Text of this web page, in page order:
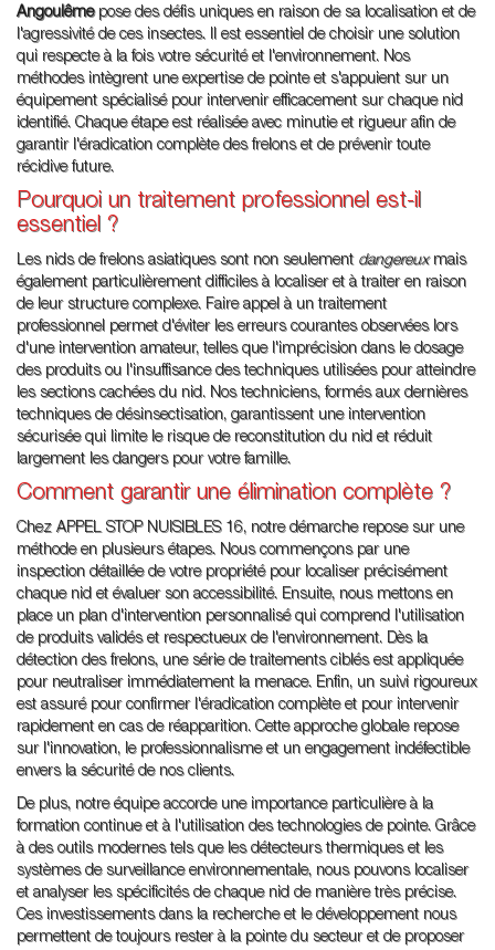
Angoulêmepose des défis uniques en raison de sa localisation et de
l'agressivité de ces insectes. Il est essentiel de choisir une solution
qui respecte à la fois votre sécurité et l'environnement. Nos
méthodes intègrent une expertise de pointe et s'appuient sur un
équipement spécialisé pour intervenir efficacement sur chaque nid
identifié. Chaque étape est réalisée avec minutie et rigueur afin de
garantir l'éradication complète des frelons et de prévenir toute
récidive future.
Pourquoi un traitement professionnel est-il
essentiel ?
Les nids de frelons asiatiques sont non seulement dangereuxmais
également particulièrement difficiles à localiser et à traiter en raison
de leur structure complexe. Faire appel à un traitement
professionnel permet d'éviter les erreurs courantes observées lors
d'une intervention amateur, telles que l'imprécision dans le dosage
des produits ou l'insuffisance des techniques utilisées pour atteindre
les sections cachées du nid. Nos techniciens, formés aux dernières
techniques de désinsectisation, garantissent une intervention
sécurisée qui limite le risque de reconstitution du nid et réduit
largement les dangers pour votre famille.
Comment garantir une élimination complète ?
Chez APPEL STOP NUISIBLES 16, notre démarche repose sur une
méthode en plusieurs étapes. Nous commençons par une
inspection détaillée de votre propriété pour localiser précisément
chaque nid et évaluer son accessibilité. Ensuite, nous mettons en
place un plan d'intervention personnalisé qui comprend l'utilisation
de produits validés et respectueux de l'environnement. Dès la
détection des frelons, une série de traitements ciblés est appliquée
pour neutraliser immédiatement la menace. Enfin, un suivi rigoureux
est assuré pour confirmer l'éradication complète et pour intervenir
rapidement en cas de réapparition. Cette approche globale repose
sur l'innovation, le professionnalisme et un engagement indéfectible
envers la sécurité de nos clients.
De plus, notre équipe accorde une importance particulière à la
formation continue et à l'utilisation des technologies de pointe. Grâce
à des outils modernes tels que les détecteurs thermiques et les
systèmes de surveillance environnementale, nous pouvons localiser
et analyser les spécificités de chaque nid de manière très précise.
Ces investissements dans la recherche et le développement nous
permettent de toujours rester à la pointe du secteur et de proposer